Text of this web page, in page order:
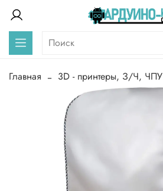
Главная 3D - принтеры, З/Ч, ЧПУ